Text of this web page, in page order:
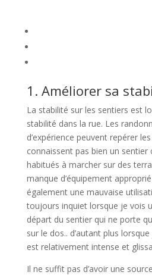
1. Améliorer sa
La stabilité sur les sentiers est
stabilité dans la rue. Les
d’expérience peuvent repérer
connaissent pas bien un sentier
habitués à marcher sur des
manque d’équipement
également une mauvaise
toujours inquiet lorsque je vois
départ du sentier qui ne porte
sur le dos.. d’autant plus
est relativement intense et
Il ne suffit pas d’avoir une